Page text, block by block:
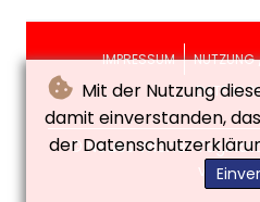
Mit der Nutzung
damit einverstanden,
der
IMPRESSUM
© Neues Wiener